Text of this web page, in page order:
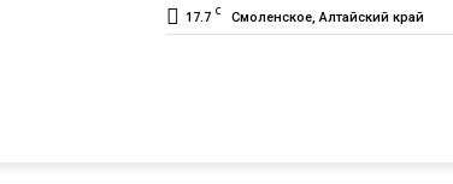
17.7 C Смоленское, Алтайский край